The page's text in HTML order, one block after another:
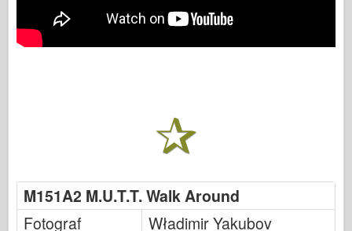
M151A2 M.U.T.T. Walk Around
Fotograf
Władimir Yakubov